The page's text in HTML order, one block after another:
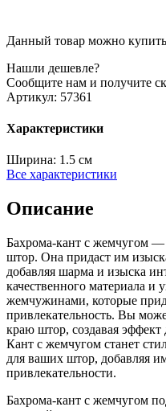
Данный товар можно
Нашли дешевле?
Сообщите нам и получите
Артикул: 57361
Характеристики
Ширина: 1.5 см
Все характеристики
Описание
Бахрома-кант с жемчугом —
штор. Она придаст им
добавляя шарма и изыска
качественного материала и
жемчужинами, которые
привлекательность. Вы
краю штор, создавая
Кант с жемчугом станет
для ваших штор, добавляя
привлекательности.
Бахрома-кант с жемчугом